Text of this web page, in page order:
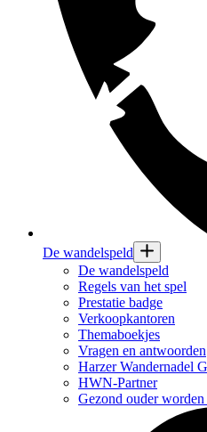
De wandelspeld
De wandelspeld
Regels van het spel
Prestatie badge
Verkoopkantoren
Themaboekjes
Vragen en antwoorden
Harzer Wandernadel
HWN-Partner
Gezond ouder